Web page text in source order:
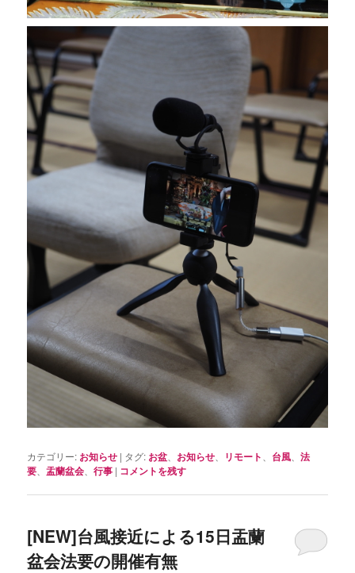
カテゴリー: お知らせ | タグ: お盆 お知らせ リモート 台風 、法
要 、盂蘭盆会 、行事 | コメントを残す
[NEW]台風接近による15日盂蘭
盆会法要の開催有無